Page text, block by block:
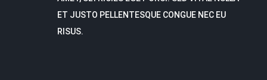
ET JUSTO PELLENTESQUE CONGUE NEC EU
RISUS.